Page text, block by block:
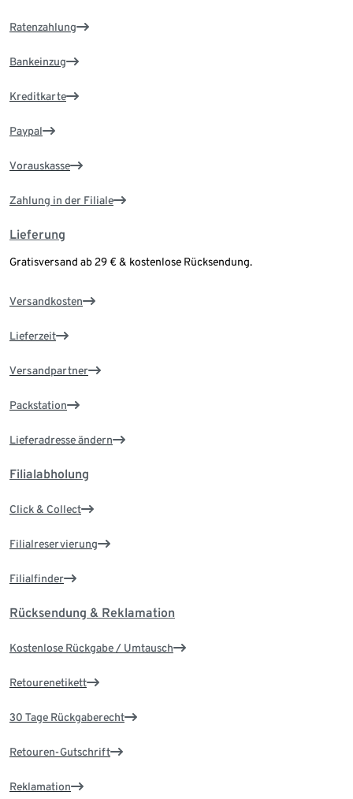
Ratenzahlung
Bankeinzug
Kreditkarte
Paypal
Vorauskasse
Zahlung in der Filiale
Lieferung
Gratisversand ab 29 € & kostenlose Rücksendung.
Versandkosten
Lieferzeit
Versandpartner
Packstation
Lieferadresse ändern
Filialabholung
Click & Collect
Filialreservierung
Filialfinder
Rücksendung & Reklamation
Kostenlose Rückgabe / Umtausch
Retourenetikett
30 Tage Rückgaberecht
Retouren-Gutschrift
Reklamation